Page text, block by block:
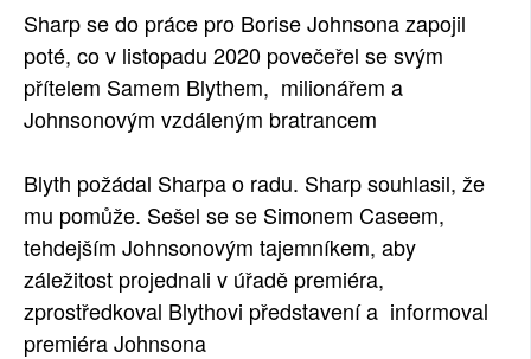
Sharp se do práce pro Borise Johnsona zapojil
poté, co v listopadu 2020 povečeřel se svým
přítelem Samem Blythem, milionářem a
Johnsonovým vzdáleným bratrancem
Blyth požádal Sharpa o radu. Sharp souhlasil, že
mu pomůže. Sešel se se Simonem Caseem,
tehdejším Johnsonovým tajemníkem, aby
záležitost projednali v úřadě premiéra,
zprostředkoval Blythovi představení a informoval
premiéra Johnsona